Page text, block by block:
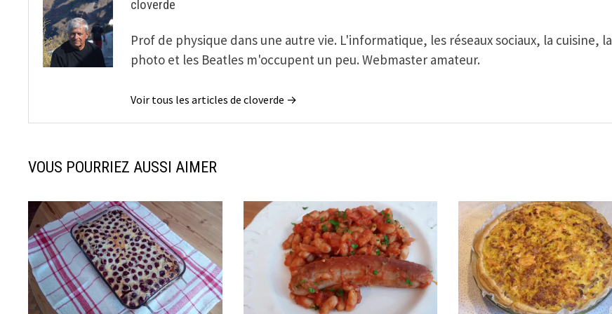
cloverde
Prof de physique dans une autre vie. L'informatique, les réseaux sociaux, la cuisine, la
photo et les Beatles m'occupent un peu. Webmaster amateur.
Voir tous les articles de cloverde →
VOUS POURRIEZ AUSSI AIMER